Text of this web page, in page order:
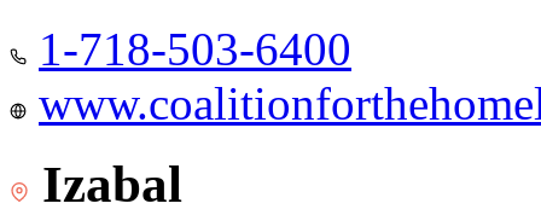
1-718-503-6400
Izabal